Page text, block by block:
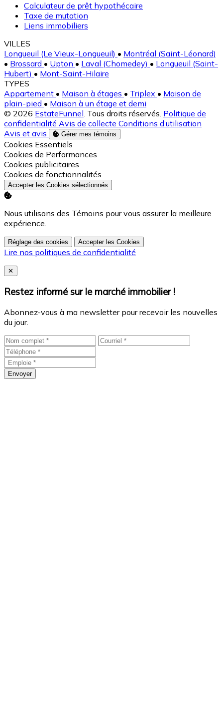
Calculateur de prêt hypothécaire
Taxe de mutation
Liens immobiliers
VILLES
Longueuil (Le Vieux-Longueuil) • Montréal (Saint-Léonard)
• Brossard • Upton • Laval (Chomedey) • Longueuil (Saint-
Hubert) • Mont-Saint-Hilaire
TYPES
Appartement • Maison à étages • Triplex • Maison de
plain-pied • Maison à un étage et demi
© 2026 EstateFunnel. Tous droits réservés. Politique de
confidentialité Avis de collecte Conditions d’utilisation
Avis et avis
Gérer mes témoins
Activer
Cookies Essentiels
Activer
Cookies de Performances
Activer
Cookies publicitaires
Activer
Cookies de fonctionnalités
Accepter les Cookies sélectionnés
Nous utilisons des Témoins pour vous assurer la meilleure
expérience.
Réglage des cookies Accepter les Cookies
Lire nos politiques de confidentialité
Close
✕
Restez informé sur le marché immobilier !
Abonnez-vous à ma newsletter pour recevoir les nouvelles
du jour.
Envoyer